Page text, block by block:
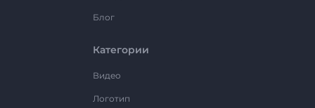
Блог
Категории
Видео
Логотип